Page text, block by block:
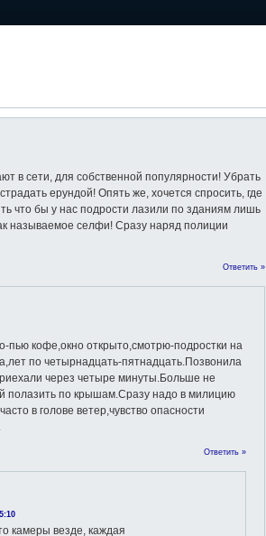
в сети, для собственной популярности! Убрать
ерундой! Опять же, хочется спросить, где
что бы у нас подрости лазили по зданиям лишь
называемое селфи! Сразу наряд полиции
Ответить »
пью кофе,окно открыто,смотрю-подростки на
по четырнадцать-пятнадцать.Позвонила
через четыре минуты.Больше не
полазить по крышам.Сразу надо в милицию
в голове ветер,чувство опасности
Ответить »
камеры везде, каждая